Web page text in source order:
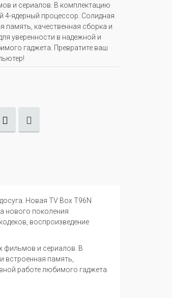
и сериалов. В комплектацию
4-ядерный процессор. Солидная
память, качественная сборка и
уверенности в надежной и
гаджета. Превратите ваш
Новая TV Box T96N
нового поколения
воспроизведение
фильмов и сериалов. В
встроенная память,
работе любимого гаджета.